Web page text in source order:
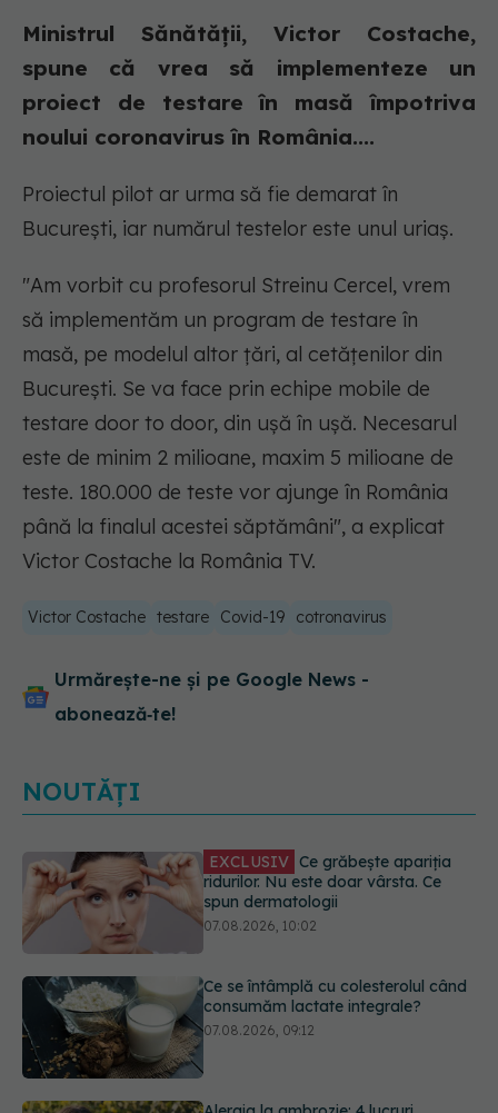
Ministrul Sănătăţii, Victor Costache,
spune că vrea să implementeze un
proiect de testare în masă împotriva
noului coronavirus în România....
Proiectul pilot ar urma să fie demarat în
Bucureşti, iar numărul testelor este unul uriaş.
"Am vorbit cu profesorul Streinu Cercel, vrem
să implementăm un program de testare în
masă, pe modelul altor ţări, al cetăţenilor din
Bucureşti. Se va face prin echipe mobile de
testare door to door, din uşă în uşă. Necesarul
este de minim 2 milioane, maxim 5 milioane de
teste. 180.000 de teste vor ajunge în România
până la finalul acestei săptămâni", a explicat
Victor Costache la România TV.
Victor Costache testare Covid-19 cotronavirus
Urmărește-ne și pe Google News -
abonează‑te!
NOUTĂȚI
Ce se întâmplă cu colesterolul când
consumăm lactate integrale?
07.08.2026, 09:12
Alergia la ambrozie: 4 lucruri
esențiale despre simptome,
prevenție și tratament, explicate de